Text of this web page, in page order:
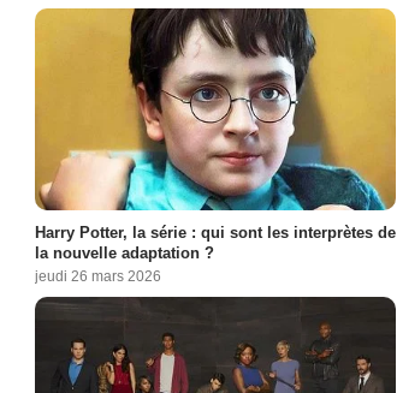
Harry Potter, la série : qui sont les interprètes de
la nouvelle adaptation ?
jeudi 26 mars 2026